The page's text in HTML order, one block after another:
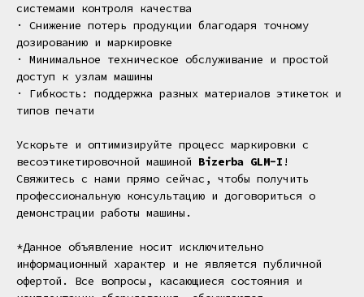
системами контроля качества
· Снижение потерь продукции благодаря точному
дозированию и маркировке
· Минимальное техническое обслуживание и простой
доступ к узлам машины
· Гибкость: поддержка разных материалов этикеток и
типов печати
Ускорьте и оптимизируйте процесс маркировки с
весоэтикетировочной машиной Bizerba GLM-I !
Свяжитесь с нами прямо сейчас, чтобы получить
профессиональную консультацию и договориться о
демонстрации работы машины.
*Данное объявление носит исключительно
информационный характер и не является публичной
офертой. Все вопросы, касающиеся состояния и